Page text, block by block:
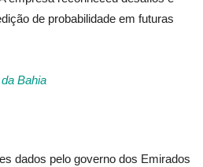
de probabilidade em futuras
Bahia
dados pelo governo dos Emirados